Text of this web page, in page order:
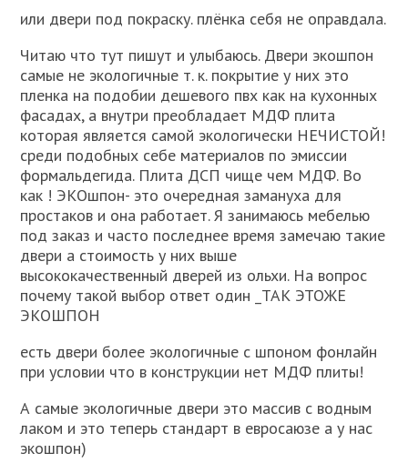
или двери под покраску. плёнка себя не оправдала.
Читаю что тут пишут и улыбаюсь. Двери экошпон
самые не экологичные т. к. покрытие у них это
пленка на подобии дешевого пвх как на кухонных
фасадах, а внутри преобладает МДФ плита
которая является самой экологически НЕЧИСТОЙ!
среди подобных себе материалов по эмиссии
формальдегида. Плита ДСП чище чем МДФ. Во
как ! ЭКОшпон- это очередная замануха для
простаков и она работает. Я занимаюсь мебелью
под заказ и часто последнее время замечаю такие
двери а стоимость у них выше
высококачественный дверей из ольхи. На вопрос
почему такой выбор ответ один _ТАК ЭТОЖЕ
ЭКОШПОН
есть двери более экологичные с шпоном фонлайн
при условии что в конструкции нет МДФ плиты!
А самые экологичные двери это массив с водным
лаком и это теперь стандарт в евросаюзе а у нас
экошпон)